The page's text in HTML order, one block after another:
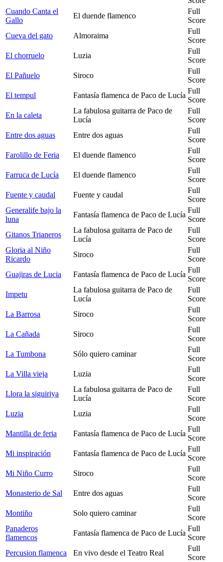
Cuando Canta el
Gallo
El duende flamenco
Full
Score
Cueva del gato
Almoraima
Full
Score
El chorruelo
Luzia
Full
Score
El Pañuelo
Siroco
Full
Score
El tempul
Fantasía flamenca de Paco de Lucía
Full
Score
En la caleta
La fabulosa guitarra de Paco de
Lucía
Full
Score
Entre dos aguas
Entre dos aguas
Full
Score
Farolillo de Feria
El duende flamenco
Full
Score
Farruca de Lucía
El duende flamenco
Full
Score
Fuente y caudal
Fuente y caudal
Full
Score
Generalife bajo la
luna
Fantasía flamenca de Paco de Lucía
Full
Score
Gitanos Trianeros
La fabulosa guitarra de Paco de
Lucía
Full
Score
Gloria al Niño
Ricardo
Siroco
Full
Score
Guajiras de Lucia
Fantasía flamenca de Paco de Lucía
Full
Score
Impetu
La fabulosa guitarra de Paco de
Lucía
Full
Score
La Barrosa
Siroco
Full
Score
La Cañada
Siroco
Full
Score
La Tumbona
Sólo quiero caminar
Full
Score
La Villa vieja
Luzia
Full
Score
Llora la siguiriya
La fabulosa guitarra de Paco de
Lucía
Full
Score
Luzia
Luzia
Full
Score
Mantilla de feria
Fantasía flamenca de Paco de Lucía
Full
Score
Mi inspiración
Fantasía flamenca de Paco de Lucía
Full
Score
Mi Niño Curro
Siroco
Full
Score
Monasterio de Sal
Entre dos aguas
Full
Score
Montiño
Solo quiero caminar
Full
Score
Panaderos
flamencos
Fantasía flamenca de Paco de Lucía
Full
Score
Percusion flamenca
En vivo desde el Teatro Real
Full
Score